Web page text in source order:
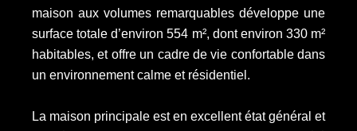
maison aux volumes remarquables développe une
surface totale d’environ 554 m², dont environ 330 m²
habitables, et offre un cadre de vie confortable dans
un environnement calme et résidentiel.
La maison principale est en excellent état général et